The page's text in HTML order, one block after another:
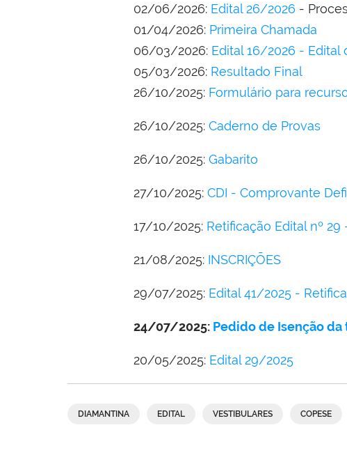
02/06/2026: Edital 26/2026 -
01/04/2026: Primeira Chamada
06/03/2026: Edital 16/2026 - Edital
05/03/2026: Resultado Final
26/10/2025: Formulário para
26/10/2025: Caderno de Provas
26/10/2025: Gabarito
27/10/2025: CDI - Comprovante
17/10/2025: Retificação Edital nº 29
21/08/2025: INSCRIÇÕES
29/07/2025: Edital 41/2025 -
24/07/2025: Pedido de Isenção da
20/05/2025: Edital 29/2025
DIAMANTINA EDITAL VESTIBULARES COPESE